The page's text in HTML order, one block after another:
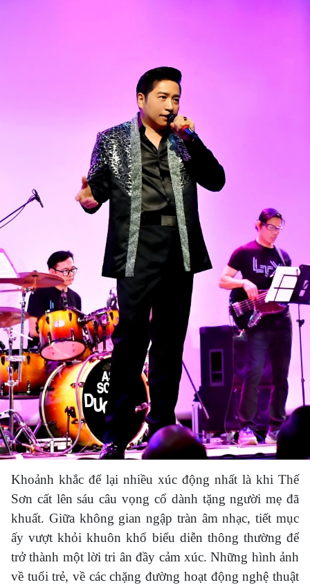
Khoảnh khắc để lại nhiều xúc động nhất là khi Thế
Sơn cất lên sáu câu vọng cổ dành tặng người mẹ đã
khuất. Giữa không gian ngập tràn âm nhạc, tiết mục
ấy vượt khỏi khuôn khổ biểu diễn thông thường để
trở thành một lời tri ân đầy cảm xúc. Những hình ảnh
về tuổi trẻ, về các chặng đường hoạt động nghệ thuật